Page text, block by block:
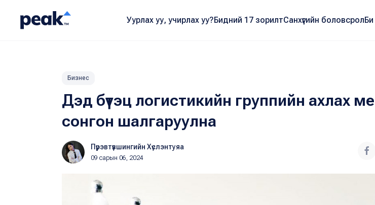
Уурлах уу, учирлах уу?Бидний 17 зорилтСанхүүгийн боловсрол
Бизнес
Дэд бүтэц логистикийн группийн ахлах
сонгон шалгаруулна
Пүрэвтүвшингийн Хүслэнтуяа
09 сарын 06, 2024